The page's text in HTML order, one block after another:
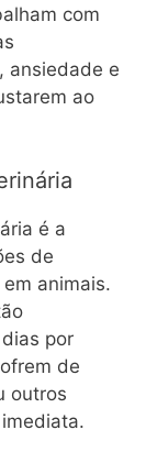
com
ansiedade e
ao
é a
de
animais.
por
de
outros